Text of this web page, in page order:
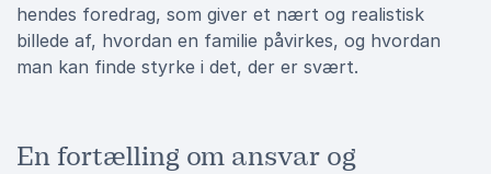
hendes foredrag, som giver et nært og realistisk
billede af, hvordan en familie påvirkes, og hvordan
man kan finde styrke i det, der er svært.
En fortælling om ansvar og